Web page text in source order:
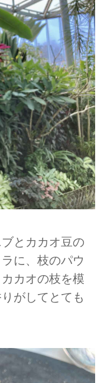
とカカオ豆の
に、枝のパウ
カオの枝を模
がしてとても